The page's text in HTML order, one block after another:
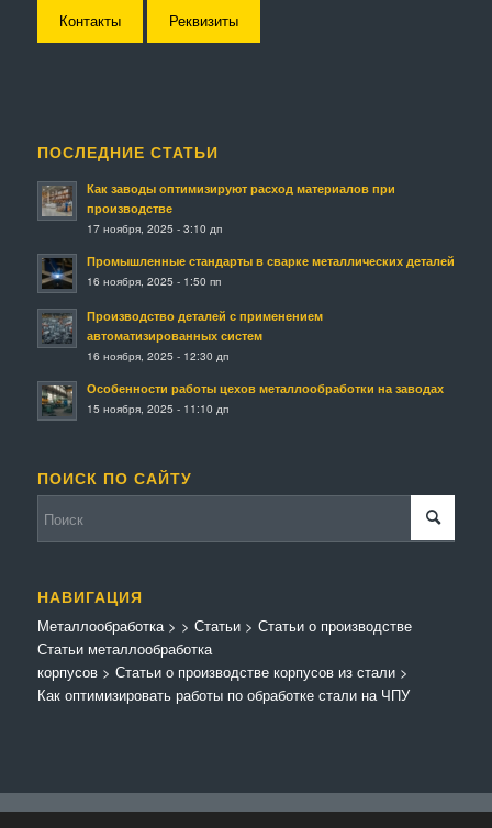
Контакты Реквизиты
ПОСЛЕДНИЕ СТАТЬИ
Как заводы оптимизируют расход материалов при
производстве
17 ноября, 2025 - 3:10 дп
Промышленные стандарты в сварке металлических деталей
16 ноября, 2025 - 1:50 пп
Производство деталей с применением
автоматизированных систем
16 ноября, 2025 - 12:30 дп
Особенности работы цехов металлообработки на заводах
15 ноября, 2025 - 11:10 дп
ПОИСК ПО САЙТУ
НАВИГАЦИЯ
Металлообработка>
Статьи металлообработка
> Статьи> Статьи о производстве
корпусов> Статьи о производстве корпусов из стали>
Как оптимизировать работы по обработке стали на ЧПУ